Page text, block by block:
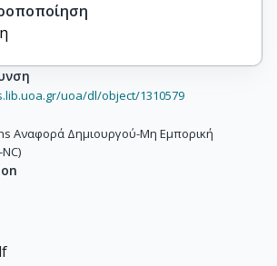
uoa/dl/object/1310579
Αναφορά Δημιουργού-Μη Εμπορική